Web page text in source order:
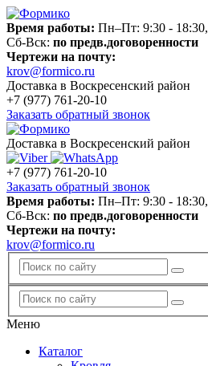
Время работы: Пн–Пт: 9:30 - 18:30,
Сб-Вск: по предв.договоренности
Чертежи на почту:
krov@formico.ru
Доставка в Воскресенский район
+7 (977) 761-20-10
Заказать обратный звонок
Доставка в Воскресенский район
+7 (977) 761-20-10
Заказать обратный звонок
Время работы: Пн–Пт: 9:30 - 18:30,
Сб-Вск: по предв.договоренности
Чертежи на почту:
krov@formico.ru
Меню
Каталог